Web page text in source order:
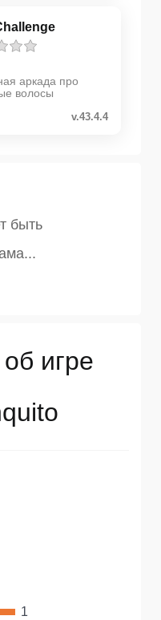
аркада про
волосы
v.43.4.4
игре
1